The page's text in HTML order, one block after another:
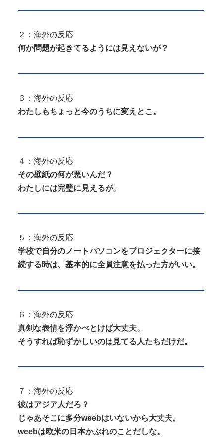
２：海外の反応
何か問題が起きてるようには見えないが？
３：海外の反応
わたしもちょっと今のうちに変えとこ。
４：海外の反応
その壁紙の何が悪いんだ？
わたしには完璧に見えるが。
５：海外の反応
学校で自分のノートパソコンをプロジェクターに接
続する時は、基本的に全員注意を払った方がいい。
６：海外の反応
真剣な表情を浮かべとけば大丈夫。
そうすれば恥ずかしいのは見てる人たちだけだ。
７：海外の反応
彼はアジア人だろ？
じゃあそこに多分weebはいないから大丈夫。
weebは欧米の日本かぶれのことだしな。